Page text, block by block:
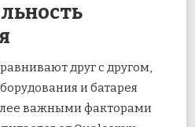
друг с другом,
и батарея
важными факторами